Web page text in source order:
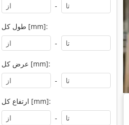
-
طول کل [mm]:
-
عرض کل [mm]:
-
ارتفاع کل [mm]:
-